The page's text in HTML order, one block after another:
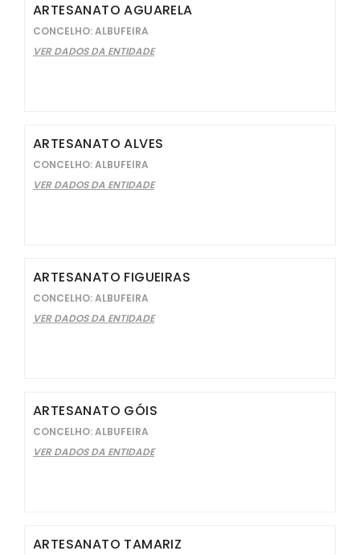
ARTESANATO AGUARELA
CONCELHO: ALBUFEIRA
VER DADOS DA ENTIDADE
ARTESANATO ALVES
CONCELHO: ALBUFEIRA
VER DADOS DA ENTIDADE
ARTESANATO FIGUEIRAS
CONCELHO: ALBUFEIRA
VER DADOS DA ENTIDADE
ARTESANATO GÓIS
CONCELHO: ALBUFEIRA
VER DADOS DA ENTIDADE
ARTESANATO TAMARIZ